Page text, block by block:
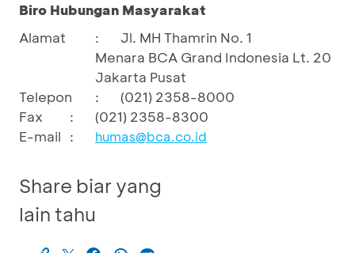
Biro Hubungan Masyarakat
Alamat
:
Jl. MH Thamrin No. 1
Menara BCA Grand Indonesia Lt. 20
Jakarta Pusat
Telepon
:
(021) 2358-8000
Fax
:
(021) 2358-8300
E-mail : humas@bca.co.id
Share biar yang
lain tahu